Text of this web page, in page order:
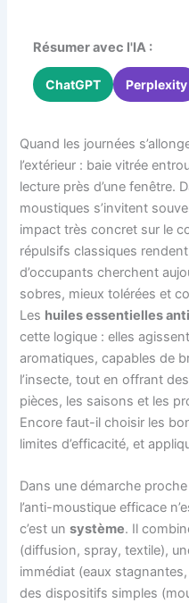
Résumer avec l'IA :
ChatGPT Perplexity
Quand les journées
l’extérieur : baie vitrée
lecture près d’une fenêtre.
moustiques s’invitent
impact très concret sur le
répulsifs classiques
d’occupants cherchent
sobres, mieux tolérées et
Les huiles essentielles
cette logique : elles
aromatiques, capables de
l’insecte, tout en offrant
pièces, les saisons et les
Encore faut-il choisir les
limites d’efficacité, et
Dans une démarche
l’anti-moustique efficace
c’est unsystème. Il
(diffusion, spray, textile),
immédiat (eaux
des dispositifs simples